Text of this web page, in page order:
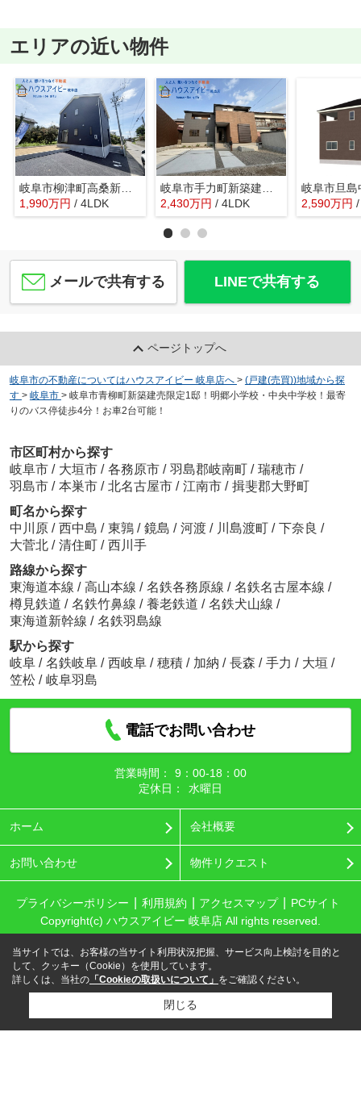
エリアの近い物件
岐阜市柳津町高桑新築建売限定1邸！お車並列2台可能！16帖のリビング！インナーバルコニーのあるお家！
1,990万円 / 4LDK
2,430万円 / 4LDK 2,590万円
メールで共有する LINEで共有する
ページトップへ
岐阜市の不動産についてはハウスアイビー 岐阜店へ > (戸建(売買))地域から探
す > 岐阜市 > 岐阜市青柳町新築建売限定1邸！明郷小学校・中央中学校！最寄
りのバス停徒歩4分！お車2台可能！
市区町村から探す
岐阜市 / 大垣市 / 各務原市 / 羽島郡岐南町 / 瑞穂市 /
羽島市 / 本巣市 / 北名古屋市 / 江南市 / 揖斐郡大野町
町名から探す
中川原 / 西中島 / 東鶉 / 鏡島 / 河渡 / 川島渡町 / 下奈良 /
大菅北 / 清住町 / 西川手
路線から探す
東海道本線 / 高山本線 / 名鉄各務原線 / 名鉄名古屋本線 /
樽見鉄道 / 名鉄竹鼻線 / 養老鉄道 / 名鉄犬山線 /
東海道新幹線 / 名鉄羽島線
駅から探す
岐阜 / 名鉄岐阜 / 西岐阜 / 穂積 / 加納 / 長森 / 手力 / 大垣 /
笠松 / 岐阜羽島
電話でお問い合わせ
営業時間：
9：00‐18：00
定休日：
水曜日
ホーム 会社概要
お問い合わせ 物件リクエスト
プライバシーポリシー 利用規約 アクセスマップ
PCサイト
Copyright(c) ハウスアイビー 岐阜店 All rights reserved.
当サイトでは、お客様の当サイト利用状況把握、サービス向上検討を目的と
して、クッキー（Cookie）を使用しています。
詳しくは、当社の 「Cookieの取扱いについて」 をご確認ください。
閉じる